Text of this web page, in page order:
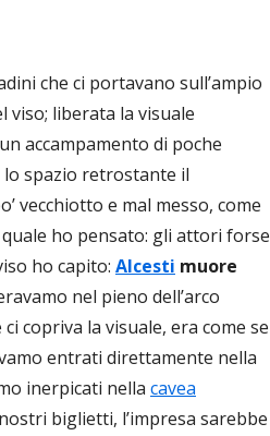
che ci portavano sull’ampio
viso; liberata la visuale
accampamento di poche
lo spazio retrostante il
vecchiotto e mal messo, come
ho pensato: gli attori forse
ho capito: Alcesti muore
nel pieno dell’arco
copriva la visuale, era come se
entrati direttamente nella
inerpicati nella cavea
biglietti, l’impresa sarebbe